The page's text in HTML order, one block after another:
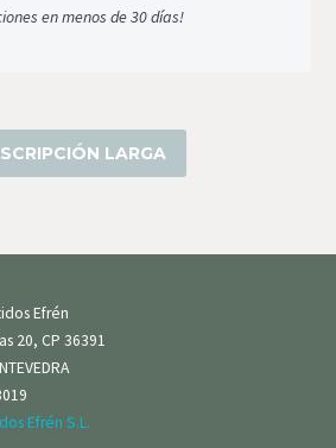
en menos de 30 días!
LARGA
Efrén
20, CP 36391
Efrén S.L.